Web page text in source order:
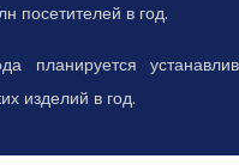
посетителей в год.
планируется
изделий в год.